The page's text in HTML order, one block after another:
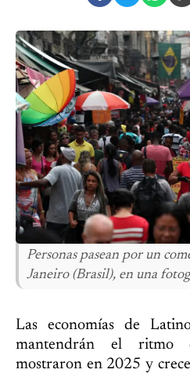
Personas pasean por un
Janeiro (Brasil), en una
Las economías de
mantendrán el ritmo
mostraron en 2025 y